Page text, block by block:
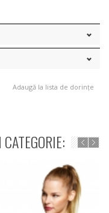
Adaugă la lista de dorințe